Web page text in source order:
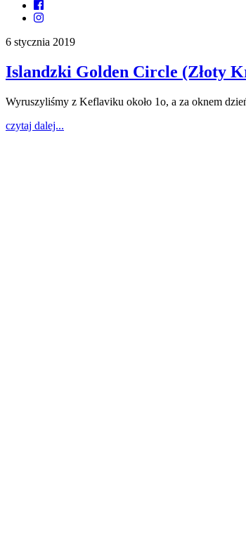
6 stycznia 2019
Islandzki Golden Circle (Złoty
Wyruszyliśmy z Keflaviku około 1o, a za oknem
czytaj dalej...